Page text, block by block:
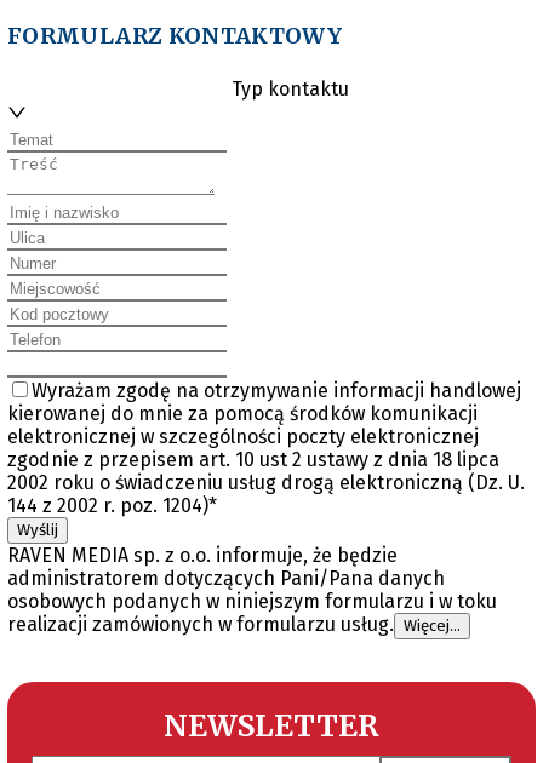
FORMULARZ KONTAKTOWY
Typ kontaktu
Wyrażam zgodę na otrzymywanie informacji handlowej
kierowanej do mnie za pomocą środków komunikacji
elektronicznej w szczególności poczty elektronicznej
zgodnie z przepisem art. 10 ust 2 ustawy z dnia 18 lipca
2002 roku o świadczeniu usług drogą elektroniczną (Dz. U.
144 z 2002 r. poz. 1204)*
Wyślij
RAVEN MEDIA sp. z o.o. informuje, że będzie
administratorem dotyczących Pani/Pana danych
osobowych podanych w niniejszym formularzu i w toku
realizacji zamówionych w formularzu usług. Więcej...
NEWSLETTER